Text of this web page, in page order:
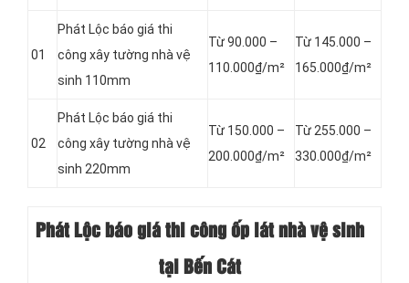
01
Phát Lộc báo giá thi
công xây tường nhà vệ
sinh 110mm
Từ 90.000 –
110.000₫/m²
Từ 145.000 –
165.000₫/m²
02
Phát Lộc báo giá thi
công xây tường nhà vệ
sinh 220mm
Từ 150.000 –
200.000₫/m²
Từ 255.000 –
330.000₫/m²
Phát Lộc báo giá thi công ốp lát nhà vệ sinh
tại Bến Cát